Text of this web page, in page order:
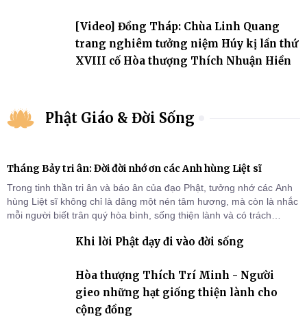
[Video] Đồng Tháp: Chùa Linh Quang
trang nghiêm tưởng niệm Húy kị lần thứ
XVIII cố Hòa thượng Thích Nhuận Hiền
Phật Giáo & Đời Sống
Tháng Bảy tri ân: Đời đời nhớ ơn các Anh hùng Liệt sĩ
Trong tinh thần tri ân và báo ân của đạo Phật, tưởng nhớ các Anh
hùng Liệt sĩ không chỉ là dâng một nén tâm hương, mà còn là nhắc
mỗi người biết trân quý hòa bình, sống thiện lành và có trách
Khi lời Phật dạy đi vào đời sống
Hòa thượng Thích Trí Minh - Người
gieo những hạt giống thiện lành cho
cộng đồng